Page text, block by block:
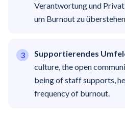
Verantwortung und
um Burnout zu
Supportierendes
culture, the open
being of staff supports,
frequency of burnout.